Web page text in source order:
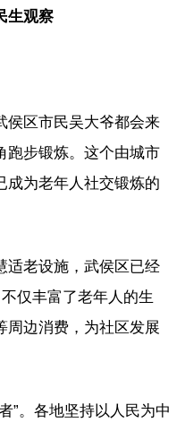
生观察
侯区市民吴大爷都会来
跑步锻炼。这个由城市
成为老年人社交锻炼的
适老设施，武侯区已经
仅丰富了老年人的生
周边消费，为社区发展
”。各地坚持以人民为中